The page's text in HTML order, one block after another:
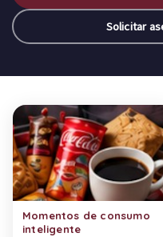
Solicitar
Categorías de
Momentos de consumo
inteligente